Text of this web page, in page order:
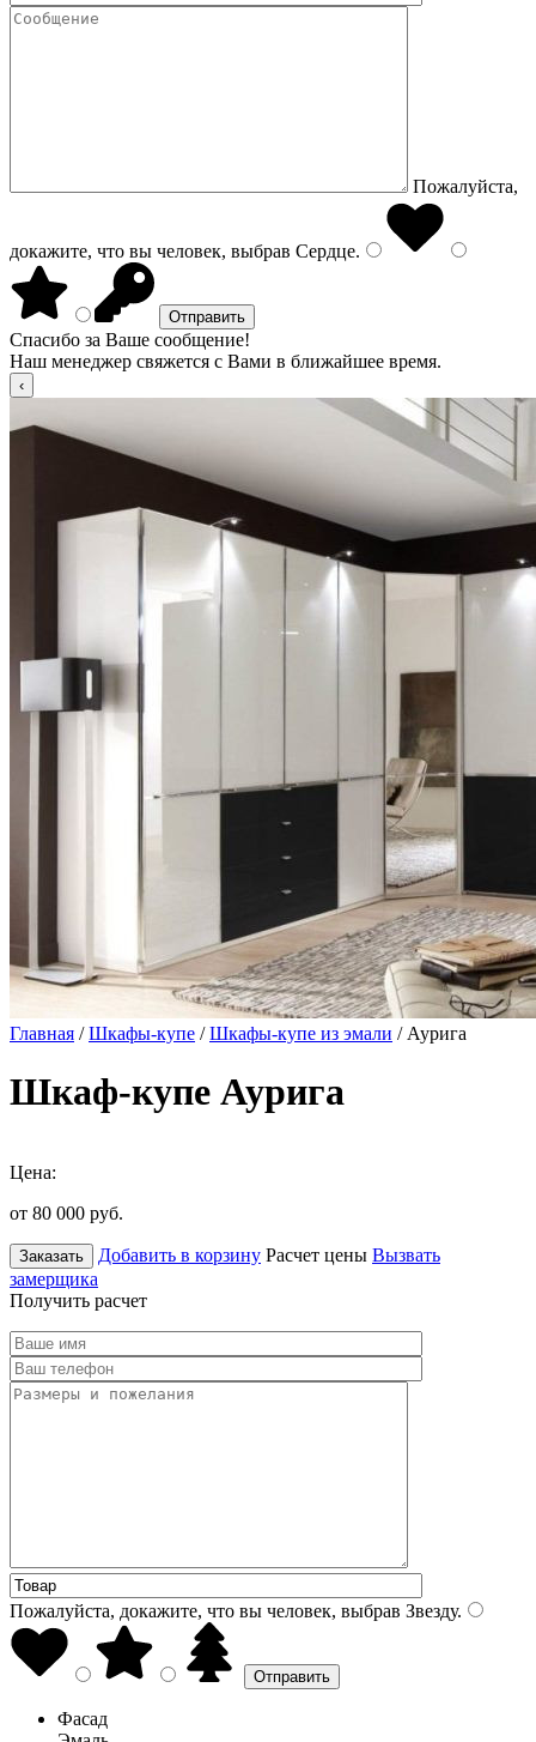
Пожалуйста,
докажите, что вы человек, выбрав Сердце.
Спасибо за Ваше сообщение!
Наш менеджер свяжется с Вами в ближайшее время.
Главная /Шкафы-купе /Шкафы-купе из эмали / Аурига
Шкаф-купе Аурига
Цена:
от 80 000 руб.
Заказать Добавить в корзину Расчет цены Вызвать
замерщика
Получить расчет
Пожалуйста, докажите, что вы человек, выбрав Звезду.
Фасад